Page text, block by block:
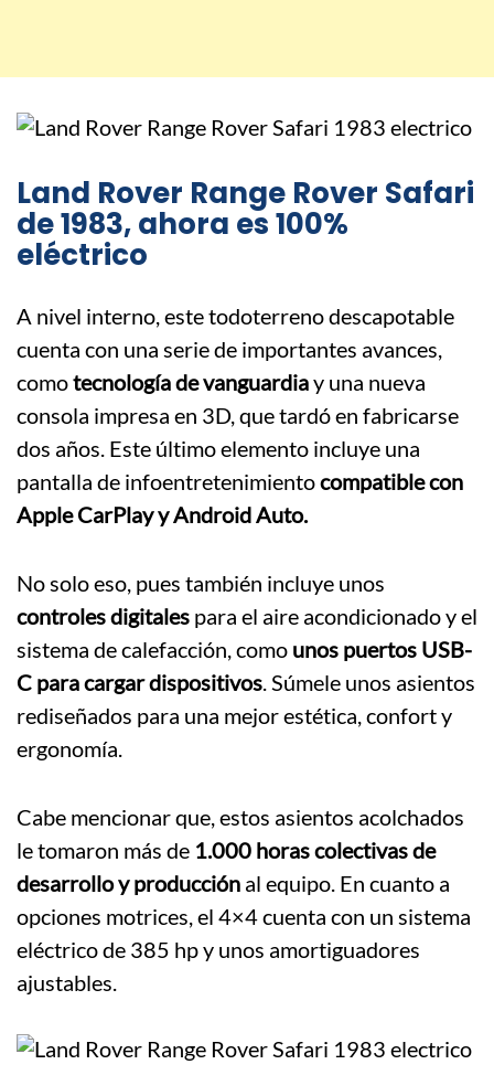
Land Rover Range Rover Safari
de 1983, ahora es 100%
eléctrico
A nivel interno, este todoterreno descapotable
cuenta con una serie de importantes avances,
comotecnología de vanguardiay una nueva
consola impresa en 3D, que tardó en fabricarse
dos años. Este último elemento incluye una
pantalla de infoentretenimientocompatible con
Apple CarPlay y Android Auto.
No solo eso, pues también incluye unos
controles digitales para el aire acondicionado y el
sistema de calefacción, como unos puertos USB-
C para cargar dispositivos. Súmele unos asientos
rediseñados para una mejor estética, confort y
ergonomía.
Cabe mencionar que, estos asientos acolchados
le tomaron más de 1.000 horas colectivas de
desarrollo y producción al equipo. En cuanto a
opciones motrices, el 4×4 cuenta con un sistema
eléctrico de 385 hp y unos amortiguadores
ajustables.